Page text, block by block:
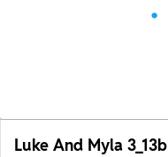
Luke And Myla 3_13b